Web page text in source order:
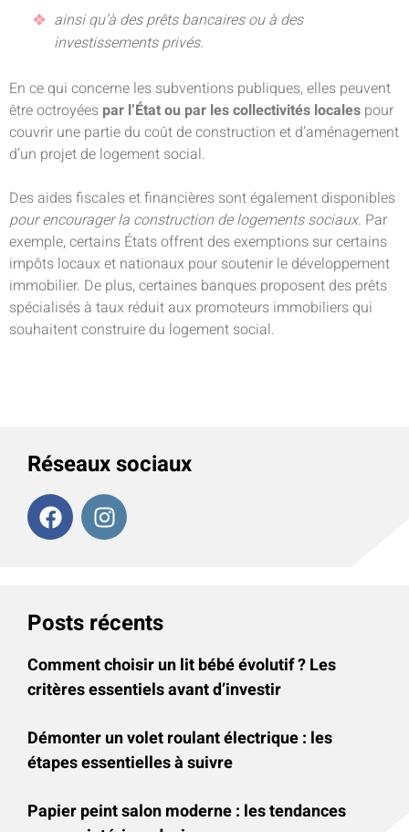
ainsi qu’à des prêts bancaires ou à des
investissements privés.
En ce qui concerne les subventions publiques, elles peuvent
être octroyées par l’État ou par les collectivités locales pour
couvrir une partie du coût de construction et d’aménagement
d’un projet de logement social.
Des aides fiscales et financières sont également disponibles
pour encourager la construction de logements sociaux. Par
exemple, certains États offrent des exemptions sur certains
impôts locaux et nationaux pour soutenir le développement
immobilier. De plus, certaines banques proposent des prêts
spécialisés à taux réduit aux promoteurs immobiliers qui
souhaitent construire du logement social.
Réseaux sociaux
Posts récents
Comment choisir un lit bébé évolutif ? Les
critères essentiels avant d’investir
Démonter un volet roulant électrique : les
étapes essentielles à suivre
Papier peint salon moderne : les tendances